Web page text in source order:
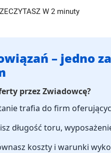
W 2 minuty
– jedno
przez Zwiadowcę?
trafia do firm
długość toru,
koszty i warunki